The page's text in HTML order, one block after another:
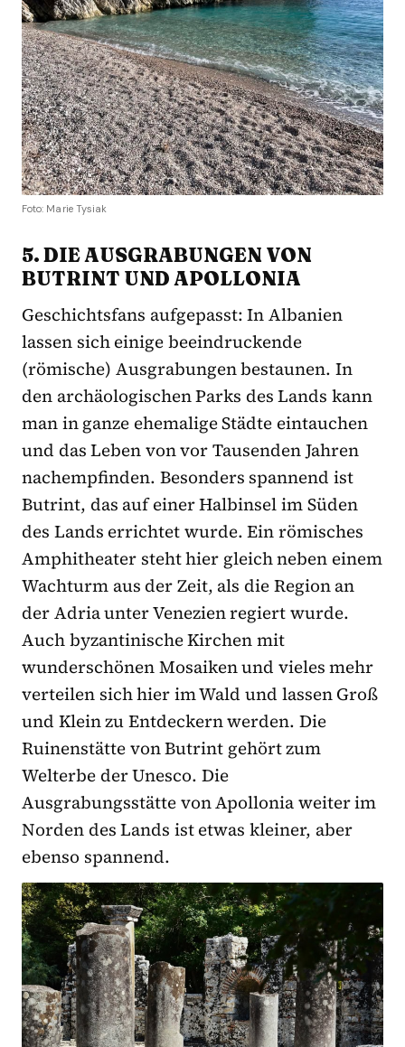
Foto: Marie Tysiak
5. DIE AUSGRABUNGEN VON
BUTRINT UND APOLLONIA
Geschichtsfans aufgepasst: In Albanien
lassen sich einige beeindruckende
(römische) Ausgrabungen bestaunen. In
den archäologischen Parks des Lands kann
man in ganze ehemalige Städte eintauchen
und das Leben von vor Tausenden Jahren
nachempfinden. Besonders spannend ist
Butrint, das auf einer Halbinsel im Süden
des Lands errichtet wurde. Ein römisches
Amphitheater steht hier gleich neben einem
Wachturm aus der Zeit, als die Region an
der Adria unter Venezien regiert wurde.
Auch byzantinische Kirchen mit
wunderschönen Mosaiken und vieles mehr
verteilen sich hier im Wald und lassen Groß
und Klein zu Entdeckern werden. Die
Ruinenstätte von Butrint gehört zum
Welterbe der Unesco. Die
Ausgrabungsstätte von Apollonia weiter im
Norden des Lands ist etwas kleiner, aber
ebenso spannend.